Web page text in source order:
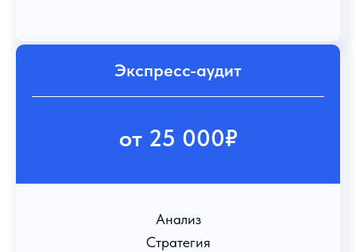
Экспресс-аудит
от 25 000₽
Анализ
Стратегия